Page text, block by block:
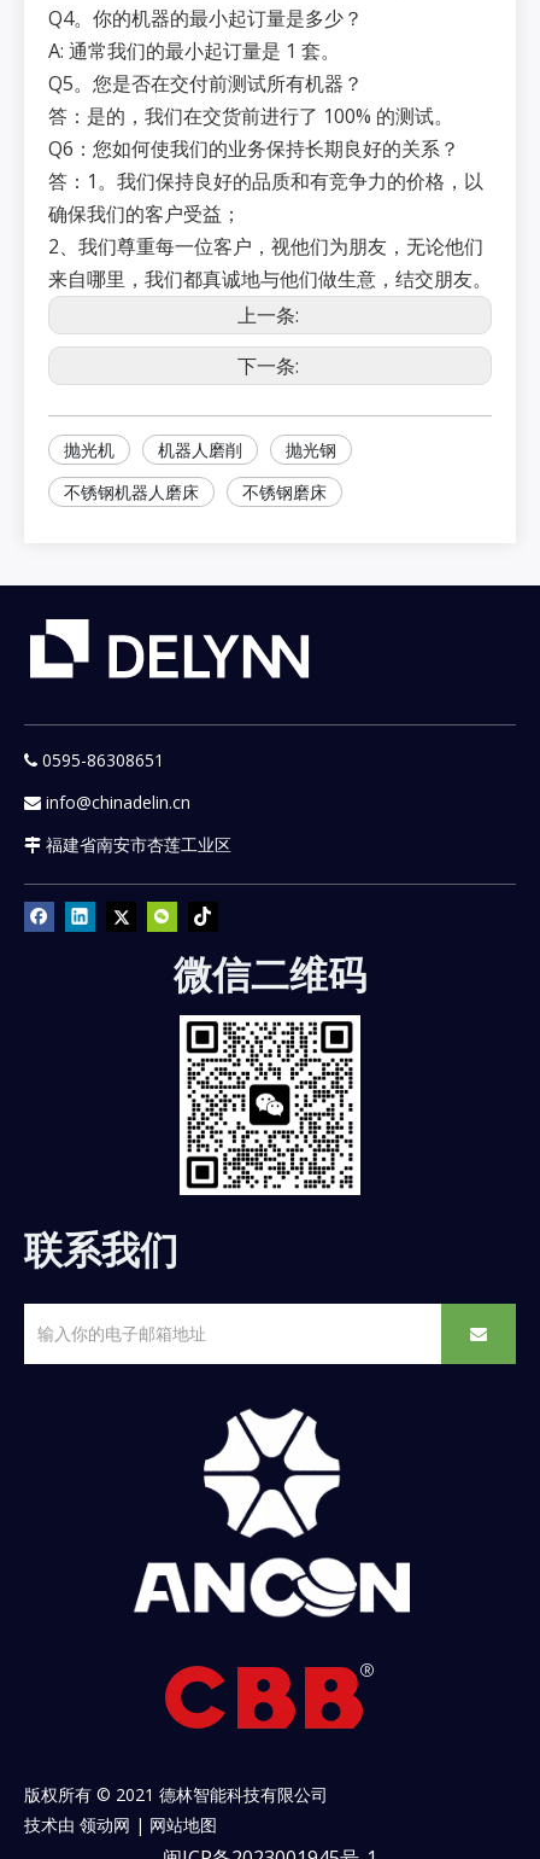
Q4。你的机器的最小起订量是多少？
A: 通常我们的最小起订量是 1 套。
Q5。您是否在交付前测试所有机器？
答：是的，我们在交货前进行了 100% 的测试。
Q6：您如何使我们的业务保持长期良好的关系？
答：1。我们保持良好的品质和有竞争力的价格，以
确保我们的客户受益；
2、我们尊重每一位客户，视他们为朋友，无论他们
来自哪里，我们都真诚地与他们做生意，结交朋友。
上一条:
下一条:
抛光机 机器人磨削
抛光钢
不锈钢机器人磨床
不锈钢磨床
 0595-86308651
 info@chinadelin.cn
 福建省南安市杏莲工业区
微信二维码
联系我们
版权所有 © 2021 德林智能科技有限公司
技术由 领动网 | 网站地图